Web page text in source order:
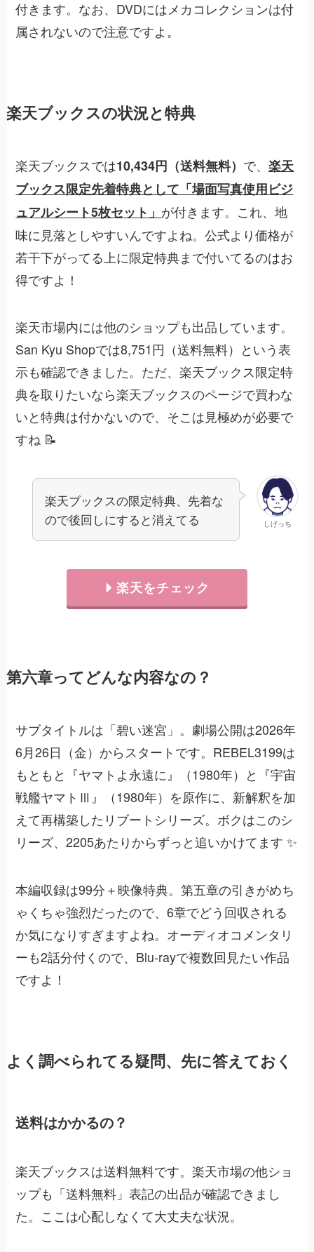
付きます。なお、DVDにはメカコレクションは付
属されないので注意ですよ。
楽天ブックスの状況と特典
楽天ブックスでは10,434円（送料無料） で、楽天
ブックス限定先着特典として「場面写真使用ビジ
ュアルシート5枚セット」 が付きます。これ、地
味に見落としやすいんですよね。公式より価格が
若干下がってる上に限定特典まで付いてるのはお
得ですよ！
楽天市場内には他のショップも出品しています。
San Kyu Shopでは8,751円（送料無料）という表
示も確認できました。ただ、楽天ブックス限定特
典を取りたいなら楽天ブックスのページで買わな
いと特典は付かないので、そこは見極めが必要で
すね 📝
しげっち
楽天ブックスの限定特典、先着な
ので後回しにすると消えてる
楽天をチェック
第六章ってどんな内容なの？
サブタイトルは「碧い迷宮」。劇場公開は2026年
6月26日（金）からスタートです。REBEL3199は
もともと『ヤマトよ永遠に』（1980年）と『宇宙
戦艦ヤマトⅢ』（1980年）を原作に、新解釈を加
えて再構築したリブートシリーズ。ボクはこのシ
リーズ、2205あたりからずっと追いかけてます ✨
本編収録は99分＋映像特典。第五章の引きがめち
ゃくちゃ強烈だったので、6章でどう回収される
か気になりすぎますよね。オーディオコメンタリ
ーも2話分付くので、Blu-rayで複数回見たい作品
ですよ！
よく調べられてる疑問、先に答えておく
送料はかかるの？
楽天ブックスは送料無料です。楽天市場の他ショ
ップも「送料無料」表記の出品が確認できまし
た。ここは心配しなくて大丈夫な状況。